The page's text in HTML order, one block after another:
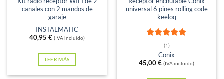
canales con 2 mandos de
garaje
INSTALMATIC
40,95 € (IVA incluido)
LEER MÁS
universal 6 pines rolling code
keeloq
Valorado
con5 de 5
(1)
Conix
45,00€ (IVA incluido)